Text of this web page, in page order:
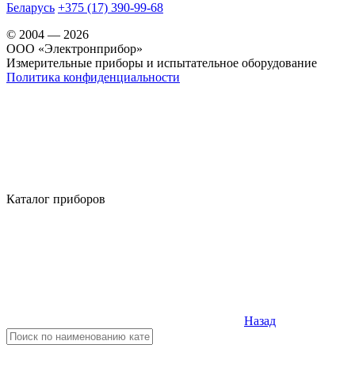
Беларусь +375 (17) 390-99-68
© 2004 — 2026
OOO «Электронприбор»
Измерительные приборы и испытательное оборудование
Политика конфиденциальности
Каталог приборов
Назад